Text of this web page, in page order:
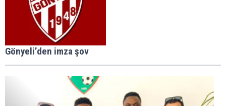
Gönyeli’den imza şov